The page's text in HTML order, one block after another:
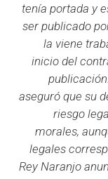
tenía portada y
ser publicado
la viene
inicio del
aseguró que su
riesgo
morales,
legales
Rey Naranjo